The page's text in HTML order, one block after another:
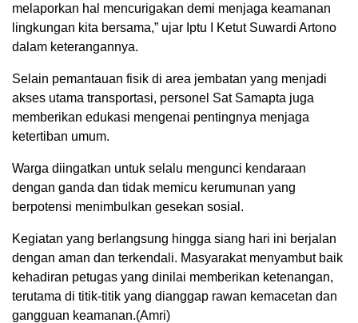
melaporkan hal mencurigakan demi menjaga keamanan
lingkungan kita bersama,” ujar Iptu I Ketut Suwardi Artono
dalam keterangannya.
Selain pemantauan fisik di area jembatan yang menjadi
akses utama transportasi, personel Sat Samapta juga
memberikan edukasi mengenai pentingnya menjaga
ketertiban umum.
Warga diingatkan untuk selalu mengunci kendaraan
dengan ganda dan tidak memicu kerumunan yang
berpotensi menimbulkan gesekan sosial.
Kegiatan yang berlangsung hingga siang hari ini berjalan
dengan aman dan terkendali. Masyarakat menyambut baik
kehadiran petugas yang dinilai memberikan ketenangan,
terutama di titik-titik yang dianggap rawan kemacetan dan
gangguan keamanan.(Amri)